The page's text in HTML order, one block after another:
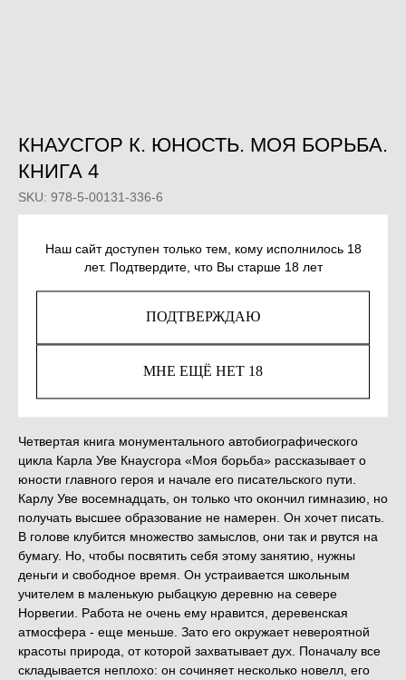
Наш сайт доступен только тем, кому исполнилось 18
лет. Подтвердите, что Вы старше 18 лет
ПОДТВЕРЖДАЮ
МНЕ ЕЩЁ НЕТ 18
КНАУСГОР К. ЮНОСТЬ. МОЯ БОРЬБА.
КНИГА 4
SKU: 978-5-00131-336-6
КУПИТЬ
Незаконное потребление наркотических средств,
психотропных веществ, их аналогов причиняет вред
установленную законодательством ответственность.
Четвертая книга монументального автобиографического
цикла Карла Уве Кнаусгора «Моя борьба» рассказывает о
юности главного героя и начале его писательского пути.
Карлу Уве восемнадцать, он только что окончил гимназию, но
получать высшее образование не намерен. Он хочет писать.
В голове клубится множество замыслов, они так и рвутся на
бумагу. Но, чтобы посвятить себя этому занятию, нужны
деньги и свободное время. Он устраивается школьным
учителем в маленькую рыбацкую деревню на севере
Норвегии. Работа не очень ему нравится, деревенская
атмосфера - еще меньше. Зато его окружает невероятной
красоты природа, от которой захватывает дух. Поначалу все
складывается неплохо: он сочиняет несколько новелл, его